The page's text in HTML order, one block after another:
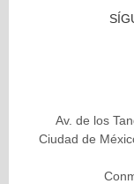
Av. de los
Ciudad de